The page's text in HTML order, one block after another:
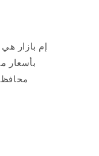
إم بازار
بأسعار